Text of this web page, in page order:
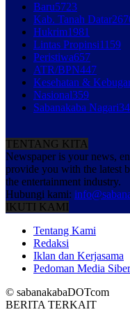
Baru5723
Kab. Tanah Datar
Hukrim1981
Lintas Propinsi1159
Peristiwa657
ATR/BPN447
Kesehatan &
Nasional359
Sabanakaba Nagari
TENTANG KITA
Newspaper is your news,
provide you with the latest
the entertainment industry.
Hubungi kami:
IKUTI KAMI
Tentang Kami
Redaksi
Iklan dan Kerjasama
Pedoman Media Siber
© sabanakabaDOTcom
BERITA TERKAIT